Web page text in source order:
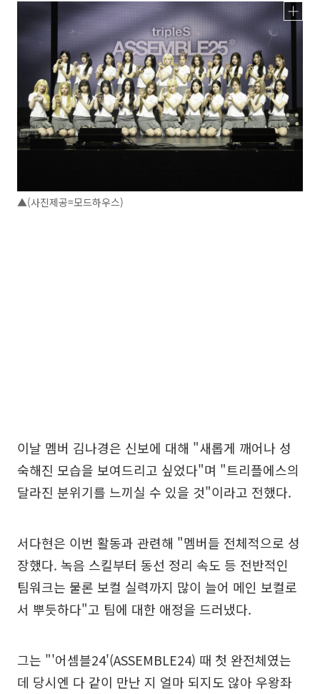
▲(사진제공=모드하우스)
이날 멤버 김나경은 신보에 대해 "새롭게 깨어나 성
숙해진 모습을 보여드리고 싶었다"며 "트리플에스의
달라진 분위기를 느끼실 수 있을 것"이라고 전했다.
서다현은 이번 활동과 관련해 "멤버들 전체적으로 성
장했다. 녹음 스킬부터 동선 정리 속도 등 전반적인
팀워크는 물론 보컬 실력까지 많이 늘어 메인 보컬로
서 뿌듯하다"고 팀에 대한 애정을 드러냈다.
그는 "'어셈블24'(ASSEMBLE24) 때 첫 완전체였는
데 당시엔 다 같이 만난 지 얼마 되지도 않아 우왕좌